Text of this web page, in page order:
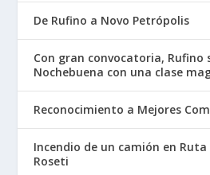
De Rufino a Novo Petrópolis
Con gran convocatoria, Rufino
Nochebuena con una clase
Reconocimiento a Mejores
Incendio de un camión en
Roseti